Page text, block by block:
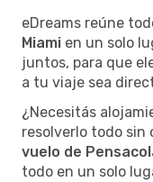
eDreams reúne
Miami en un solo
juntos, para que
a tu viaje sea
¿Necesitás
resolverlo todo sin
vuelo de
todo en un solo